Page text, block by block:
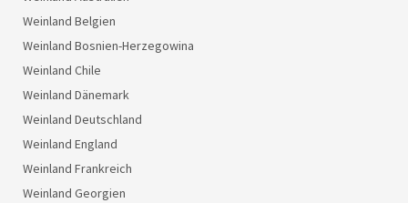
Weinland Belgien
Weinland Bosnien-Herzegowina
Weinland Chile
Weinland Dänemark
Weinland Deutschland
Weinland England
Weinland Frankreich
Weinland Georgien